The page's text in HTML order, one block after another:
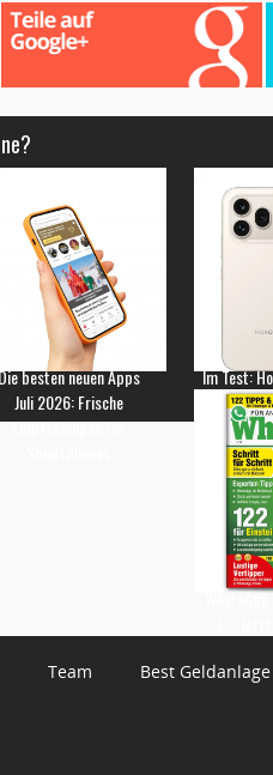
besten neuen Apps
Juli 2026: Frische
Empfehlungen für
Im Test:
Team Best Geldanlage